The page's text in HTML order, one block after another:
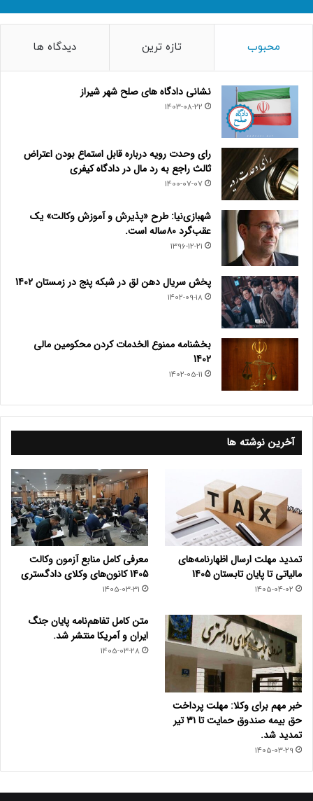
محبوب تازه ترین دیدگاه ها
نشانی دادگاه های صلح شهر شیراز
1403-08-22
رای وحدت رویه درباره قابل استماع بودن اعتراض
ثالث راجع به رد مال در دادگاه کیفری
1400-07-07
شهبازی‌نیا: طرح «پذیرش و آموزش وکالت» یک
عقب‌گرد ۸۰ساله است.
1396-12-21
پخش سریال دهن لق در شبکه پنج در زمستان 1402
1402-09-18
بخشنامه ممنوع الخدمات کردن محکومین مالی
1402
1402-05-11
آخرین نوشته ها
تمدید مهلت ارسال اظهارنامه‌های
مالیاتی تا پایان تابستان 1405
1405-04-02
معرفی کامل منابع آزمون وکالت
1405 کانون‌های وکلای دادگستری
1405-03-31
خبر مهم برای وکلا: مهلت پرداخت
حق بیمه صندوق حمایت تا ۳۱ تیر
تمدید شد.
1405-03-29
متن کامل تفاهم‌نامه پایان جنگ
ایران و آمریکا منتشر شد.
1405-03-28